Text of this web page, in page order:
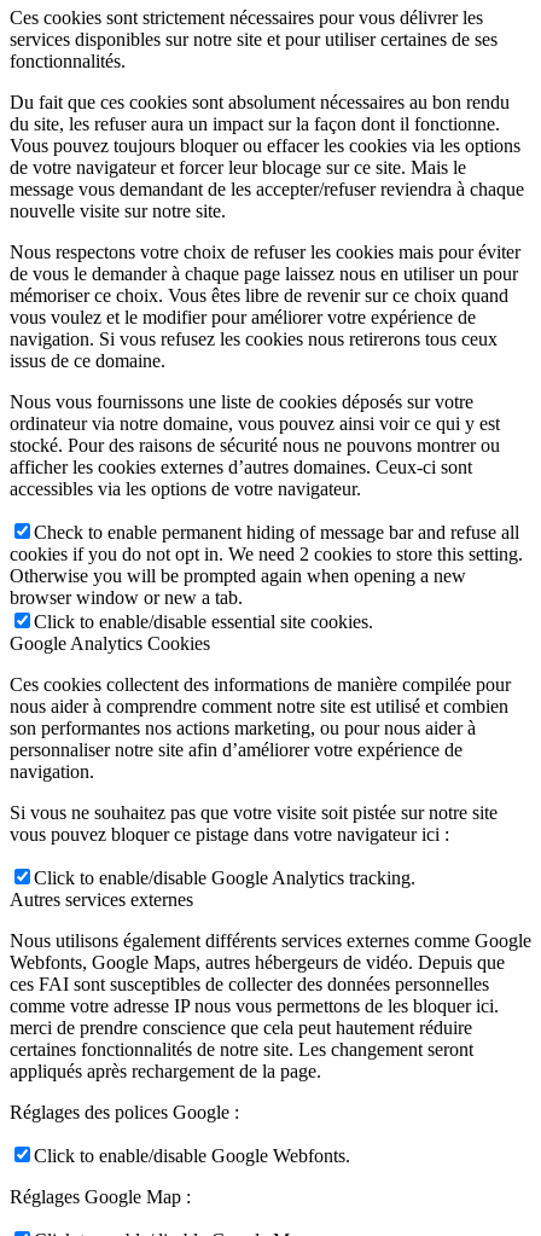
Ces cookies sont strictement nécessaires pour vous délivrer les
services disponibles sur notre site et pour utiliser certaines de ses
fonctionnalités.
Du fait que ces cookies sont absolument nécessaires au bon rendu
du site, les refuser aura un impact sur la façon dont il fonctionne.
Vous pouvez toujours bloquer ou effacer les cookies via les options
de votre navigateur et forcer leur blocage sur ce site. Mais le
message vous demandant de les accepter/refuser reviendra à chaque
nouvelle visite sur notre site.
Nous respectons votre choix de refuser les cookies mais pour éviter
de vous le demander à chaque page laissez nous en utiliser un pour
mémoriser ce choix. Vous êtes libre de revenir sur ce choix quand
vous voulez et le modifier pour améliorer votre expérience de
navigation. Si vous refusez les cookies nous retirerons tous ceux
issus de ce domaine.
Nous vous fournissons une liste de cookies déposés sur votre
ordinateur via notre domaine, vous pouvez ainsi voir ce qui y est
stocké. Pour des raisons de sécurité nous ne pouvons montrer ou
afficher les cookies externes d’autres domaines. Ceux-ci sont
accessibles via les options de votre navigateur.
Check to enable permanent hiding of message bar and refuse all
cookies if you do not opt in. We need 2 cookies to store this setting.
Otherwise you will be prompted again when opening a new
browser window or new a tab.
Click to enable/disable essential site cookies.
Google Analytics Cookies
Ces cookies collectent des informations de manière compilée pour
nous aider à comprendre comment notre site est utilisé et combien
son performantes nos actions marketing, ou pour nous aider à
personnaliser notre site afin d’améliorer votre expérience de
navigation.
Si vous ne souhaitez pas que votre visite soit pistée sur notre site
vous pouvez bloquer ce pistage dans votre navigateur ici :
Click to enable/disable Google Analytics tracking.
Autres services externes
Nous utilisons également différents services externes comme Google
Webfonts, Google Maps, autres hébergeurs de vidéo. Depuis que
ces FAI sont susceptibles de collecter des données personnelles
comme votre adresse IP nous vous permettons de les bloquer ici.
merci de prendre conscience que cela peut hautement réduire
certaines fonctionnalités de notre site. Les changement seront
appliqués après rechargement de la page.
Réglages des polices Google :
Click to enable/disable Google Webfonts.
Réglages Google Map :